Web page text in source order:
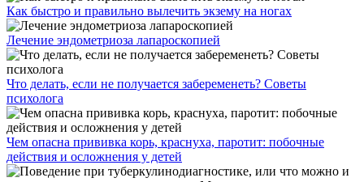
Как быстро и правильно вылечить экзему на ногах
Лечение эндометриоза лапароскопией
Что делать, если не получается забеременеть? Советы
психолога
Чем опасна прививка корь, краснуха, паротит: побочные
действия и осложнения у детей